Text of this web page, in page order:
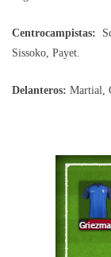
Centrocampistas:
Sissoko, Payet.
Delanteros: Martial,